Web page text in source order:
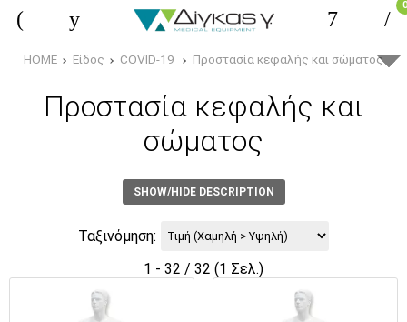
0
HOME Είδος COVID-19 Προστασία κεφαλής και σώματος
Προστασία κεφαλής και
σώματος
SHOW/HIDE DESCRIPTION
Ταξινόμηση:
1 - 32 / 32 (1 Σελ.)